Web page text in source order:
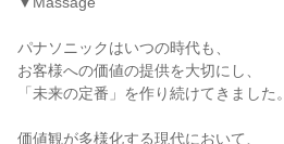
パナソニックはいつの時代も、
お客様への価値の提供を大切にし、
「未来の定番」を作り続けてきました。
価値観が多様化する現代において、